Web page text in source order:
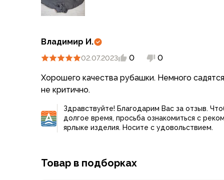
Маски, подшлемники
Капюшоны-банданы
Кепки и бейсболки
Шарфы
Носки
Для треккинга
Повседневные
Для бивуака, чуни
Ремни брючные
Владимир И.
02.07.2023 0 0
Хорошего качества рубашки. Немного
не критично.
Здравствуйте! Благодарим Вас за отзыв.
долгое время, просьба ознакомиться с
ярлыке изделия. Носите с удовольствием.
Товар в подборках